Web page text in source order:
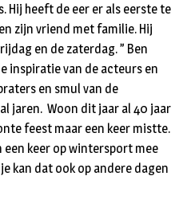
Hij heeft de eer er als eerste te
zijn vriend met familie. Hij
en de zaterdag. ” Ben
inspiratie van de acteurs en
en smul van de
jaren. Woon dit jaar al 40 jaar
feest maar een keer mistte.
keer op wintersport mee
kan dat ook op andere dagen